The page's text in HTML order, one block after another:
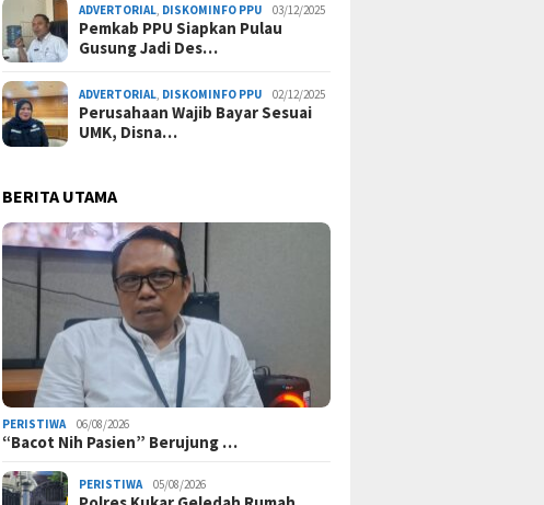
ADVERTORIAL DISKOMINFO PPU 03/12/2025
Pemkab PPU Siapkan Pulau
Gusung Jadi Des…
ADVERTORIAL DISKOMINFO PPU 02/12/2025
Perusahaan Wajib Bayar Sesuai
UMK, Disna…
BERITA UTAMA
PERISTIWA 06/08/2026
“Bacot Nih Pasien” Berujung …
PERISTIWA 05/08/2026